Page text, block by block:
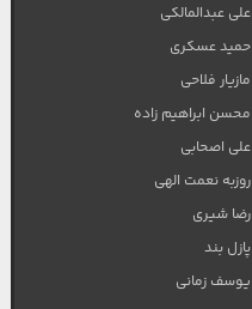
علی عبدالمالکی
حمید عسکری
مازیار فلاحی
محسن ابراهیم زاده
علی اصحابی
روزبه نعمت الهی
رضا شیری
پازل بند
یوسف زمانی